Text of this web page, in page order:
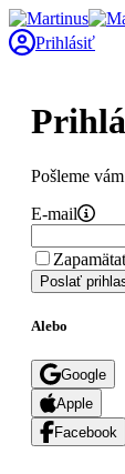
Prihlásiť
Pošleme
E-mail
Poslať
Alebo
Google
Apple
Facebook